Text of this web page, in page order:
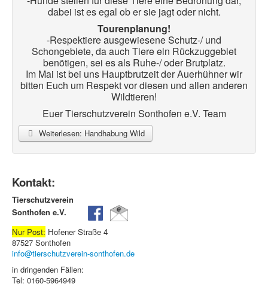
dabei ist es egal ob er sie jagt oder nicht.
Tourenplanung!
-Respektiere ausgewiesene Schutz-/ und
Schongebiete, da auch Tiere ein Rückzuggebiet
benötigen, sei es als Ruhe-/ oder Brutplatz.
Im Mai ist bei uns Hauptbrutzeit der Auerhühner wir
bitten Euch um Respekt vor diesen und allen anderen
Wildtieren!
Euer Tierschutzverein Sonthofen e.V. Team
Weiterlesen: Handhabung Wild
Kontakt:
Tierschutzverein
Sonthofen e.V.
Nur Post: Hofener Straße 4
87527 Sonthofen
info@tierschutzverein-sonthofen.de
in dringenden Fällen:
Tel: 0160-5964949